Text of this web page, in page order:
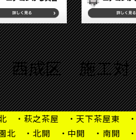
成区 施工対
・萩之茶屋 ・天下茶屋東
北 ・北開 ・中開 ・南開